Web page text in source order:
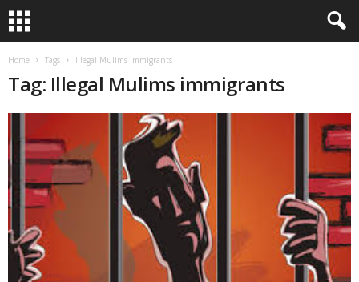
Home Tags Illegal Mulims immigrants
Tag: Illegal Mulims immigrants